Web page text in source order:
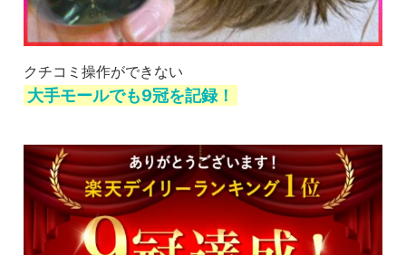
クチコミ操作ができない
大手モールでも9冠を記録！